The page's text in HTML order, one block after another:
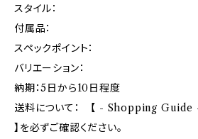
スタイル：
付属品：
スペックポイント：
バリエーション：
納期：5日から10日程度
送料について： 【 - Shopping Guide -
】を必ずご確認ください。